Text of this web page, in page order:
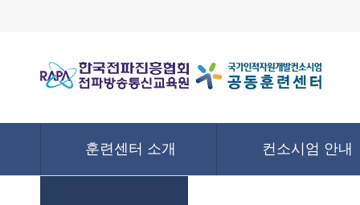
훈련센터 소개 컨소시엄 안내